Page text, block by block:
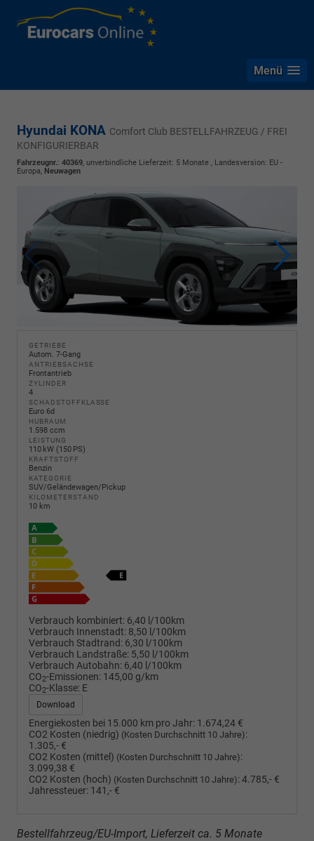
Menü
Hyundai KONA Comfort Club BESTELLFAHRZEUG / FREI
KONFIGURIERBAR
Fahrzeugnr.: 40369, unverbindliche Lieferzeit: 5 Monate , Landesversion: EU -
Europa, Neuwagen
GETRIEBE
Autom. 7-Gang
ANTRIEBSACHSE
Frontantrieb
ZYLINDER
4
SCHADSTOFFKLASSE
Euro 6d
HUBRAUM
1.598 ccm
LEISTUNG
110 kW (150 PS)
KRAFTSTOFF
Benzin
KATEGORIE
SUV/Geländewagen/Pickup
KILOMETERSTAND
10 km
Verbrauch kombiniert: 6,40 l/100km
Verbrauch Innenstadt: 8,50 l/100km
Verbrauch Stadtrand: 6,30 l/100km
Verbrauch Landstraße: 5,50 l/100km
Verbrauch Autobahn: 6,40 l/100km
CO2-Emissionen: 145,00 g/km
CO2-Klasse: E
Download
Energiekosten bei 15.000 km pro Jahr: 1.674,24 €
CO2 Kosten (niedrig) (Kosten Durchschnitt 10 Jahre):
1.305,- €
CO2 Kosten (mittel) (Kosten Durchschnitt 10 Jahre):
3.099,38 €
CO2 Kosten (hoch) (Kosten Durchschnitt 10 Jahre):4.785,- €
Jahressteuer: 141,- €
Bestellfahrzeug/EU-Import, Lieferzeit ca. 5 Monate